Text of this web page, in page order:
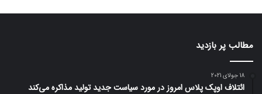
مطالب پر بازدید
18 جولای 2021
ائتلاف اوپک پلاس امروز در مورد سیاست جدید تولید مذاکره می‌کند